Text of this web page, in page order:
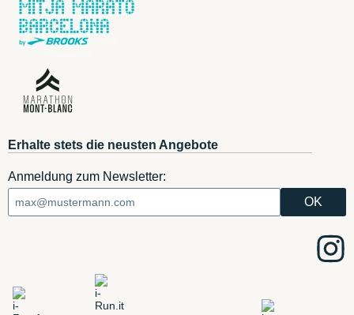
Erhalte stets die neusten Angebote
Anmeldung zum Newsletter: